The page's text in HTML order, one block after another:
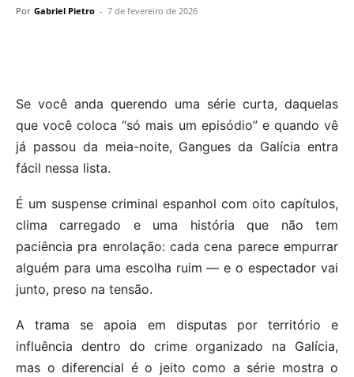
Por Gabriel Pietro - 7 de fevereiro de 2026
Se você anda querendo uma série curta, daquelas
que você coloca “só mais um episódio” e quando vê
já passou da meia-noite, Gangues da Galícia entra
fácil nessa lista.
É um suspense criminal espanhol com oito capítulos,
clima carregado e uma história que não tem
paciência pra enrolação: cada cena parece empurrar
alguém para uma escolha ruim — e o espectador vai
junto, preso na tensão.
A trama se apoia em disputas por território e
influência dentro do crime organizado na Galícia,
mas o diferencial é o jeito como a série mostra o